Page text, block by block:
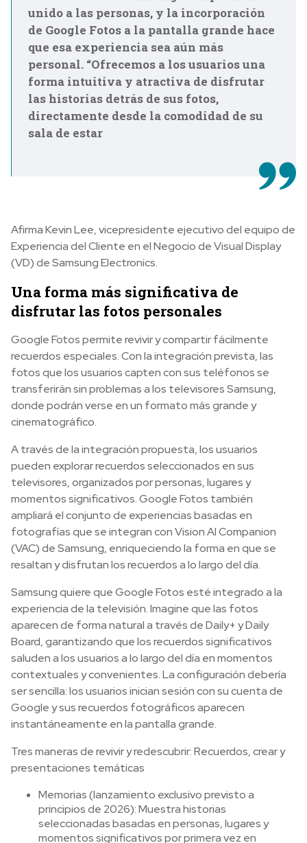
unido a las personas, y la incorporación
de Google Fotos a la pantalla grande hace
que esa experiencia sea aún más
personal. “Ofrecemos a los usuarios una
forma intuitiva y atractiva de disfrutar
las historias detrás de sus fotos,
directamente desde la comodidad de su
sala de estar
Afirma Kevin Lee, vicepresidente ejecutivo del equipo de
Experiencia del Cliente en el Negocio de Visual Display
(VD) de Samsung Electronics.
Una forma más significativa de
disfrutar las fotos personales
Google Fotos permite revivir y compartir fácilmente
recuerdos especiales. Con la integración prevista, las
fotos que los usuarios capten con sus teléfonos se
transferirán sin problemas a los televisores Samsung,
donde podrán verse en un formato más grande y
cinematográfico.
A través de la integración propuesta, los usuarios
pueden explorar recuerdos seleccionados en sus
televisores, organizados por personas, lugares y
momentos significativos. Google Fotos también
ampliará el conjunto de experiencias basadas en
fotografías que se integran con Vision AI Companion
(VAC) de Samsung, enriqueciendo la forma en que se
resaltan y disfrutan los recuerdos a lo largo del día.
Samsung quiere que Google Fotos esté integrado a la
experiencia de la televisión. Imagine que las fotos
aparecen de forma natural a través de Daily+ y Daily
Board, garantizando que los recuerdos significativos
saluden a los usuarios a lo largo del día en momentos
contextuales y convenientes. La configuración debería
ser sencilla: los usuarios inician sesión con su cuenta de
Google y sus recuerdos fotográficos aparecen
instantáneamente en la pantalla grande.
Tres maneras de revivir y redescubrir: Recuerdos, crear y
presentaciones temáticas
Memorias (lanzamiento exclusivo previsto a
principios de 2026): Muestra historias
seleccionadas basadas en personas, lugares y
momentos significativos por primera vez en